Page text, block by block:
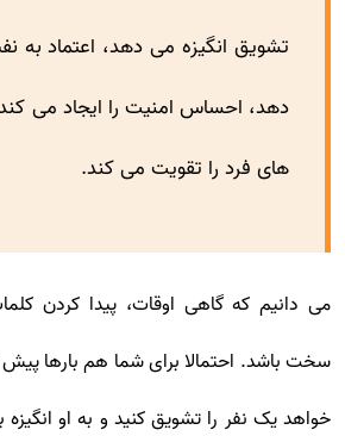
تشویق انگیزه می دهد، اعتماد به
دهد، احساس امنیت را ایجاد می
های فرد را تقویت می کند.
می دانیم که گاهی اوقات، پیدا کردن
سخت باشد. احتمالا برای شما هم بارها
خواهد یک نفر را تشویق کنید و به او